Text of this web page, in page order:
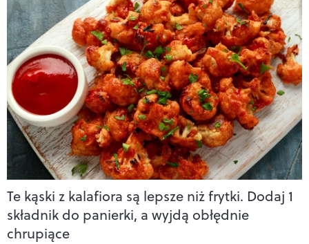
Te kąski z kalafiora są lepsze niż frytki. Dodaj 1
składnik do panierki, a wyjdą obłędnie
chrupiące